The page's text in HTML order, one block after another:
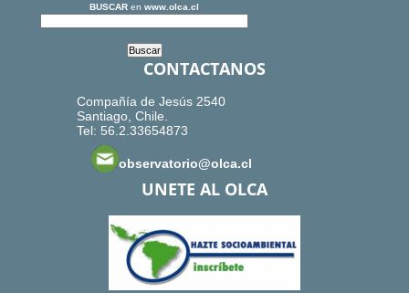
BUSCAR en www.olca.cl
CONTACTANOS
Compañía de Jesús 2540
Santiago, Chile.
Tel: 56.2.33654873
observatorio@olca.cl
UNETE AL OLCA